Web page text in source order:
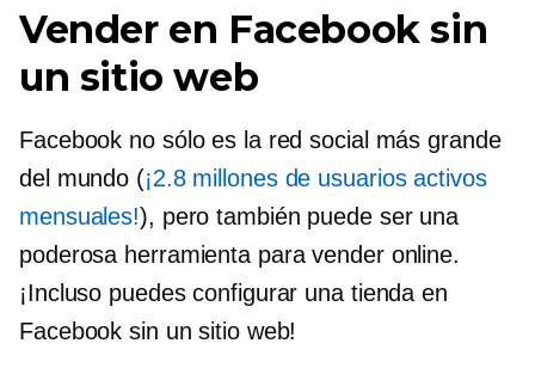
Vender en Facebook sin
un sitio web
Facebook no sólo es la red social más grande
del mundo (¡2.8 millones de usuarios activos
mensuales!), pero también puede ser una
poderosa herramienta para vender online.
¡Incluso puedes configurar una tienda en
Facebook sin un sitio web!